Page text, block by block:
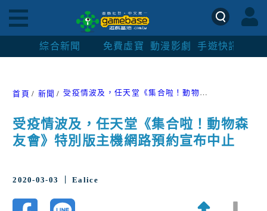
綜合新聞 免費虛寶 動漫影劇 手遊快訊
首頁 新聞 受疫情波及，任天堂《集合啦！動物森友會》特別版主機網路預約宣布中止
受疫情波及，任天堂《集合啦！動物森
友會》特別版主機網路預約宣布中止
2020-03-03 ｜ Ealice